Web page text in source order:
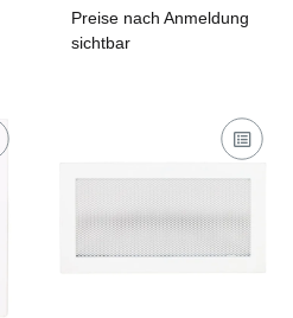
Preise nach Anmeldung
sichtbar